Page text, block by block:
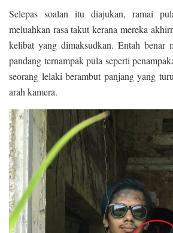
Selepas soalan itu diajukan, ramai
meluahkan rasa takut kerana mereka
kelibat yang dimaksudkan. Entah benar
pandang ternampak pula seperti
seorang lelaki berambut panjang yang
arah kamera.